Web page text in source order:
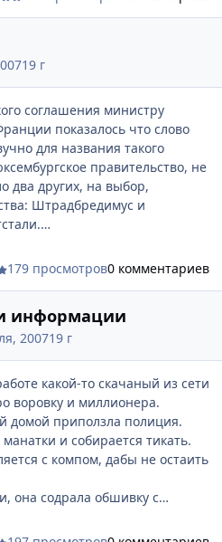
19 г
соглашения министру
показалось что слово
для названия такого
правительство, не
два других, на выбор,
Штрадбредимус и
в предвкушении отпуска...
179 просмотров0 комментариев
информации
200719 г
какой-то скачаный из сети
воровку и миллионера.
домой приползла полиция.
и собирается тикать.
с компом, дабы не остаить
она содрала обшивку с
Засунув их в рюкзак, Саманта